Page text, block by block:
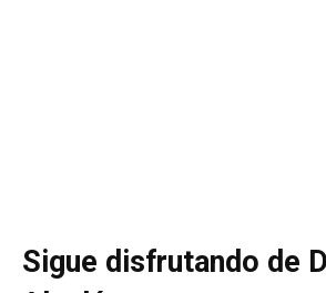
Sigue disfrutando de